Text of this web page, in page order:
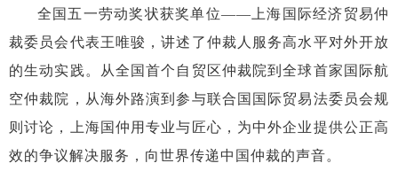
全国五一劳动奖状获奖单位——上海国际经济贸易仲
裁委员会代表王唯骏，讲述了仲裁人服务高水平对外开放
的生动实践。从全国首个自贸区仲裁院到全球首家国际航
空仲裁院，从海外路演到参与联合国国际贸易法委员会规
则讨论，上海国仲用专业与匠心，为中外企业提供公正高
效的争议解决服务，向世界传递中国仲裁的声音。